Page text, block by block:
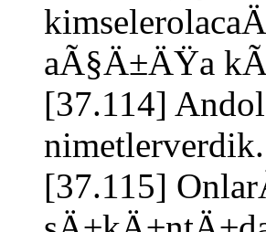
aÃ§Ä±ÄŸa
[37.114]
nimetlerverdik.
[37.115]